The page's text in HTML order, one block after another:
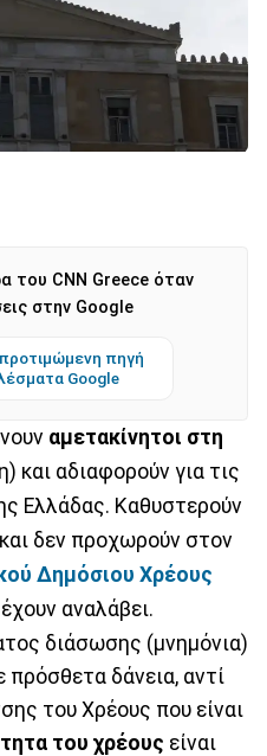
του CNN Greece όταν
στην Google
πηγή
Google
αμετακίνητοι στη
και αδιαφορούν για τις
Ελλάδας. Καθυστερούν
δεν προχωρούν στον
Δημόσιου Χρέους
αναλάβει.
διάσωσης (μνημόνια)
δάνεια, αντί
του Χρέους που είναι
του χρέους είναι